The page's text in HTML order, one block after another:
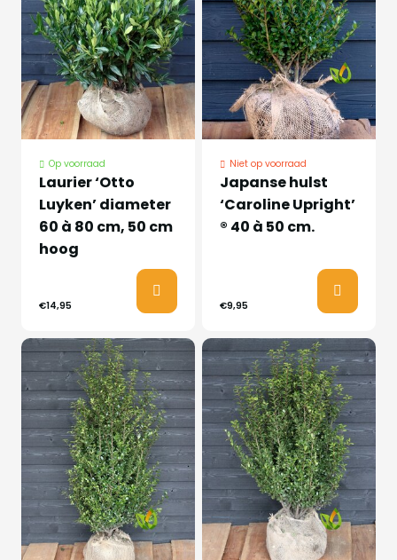
Op voorraad
Laurier ‘Otto
Luyken’ diameter
60 à 80 cm, 50 cm
hoog
€14,95
Niet op voorraad
Japanse hulst
‘Caroline Upright’
® 40 à 50 cm.
€9,95